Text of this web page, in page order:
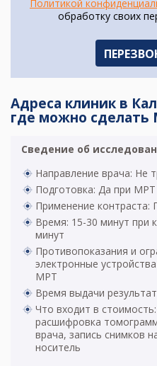
Политикой
обработку своих
Адреса клиник в
где можно сделать
Сведение об
Направление врача: Не
Подготовка: Да при
Применение контраста:
Время: 15-30 минут при
минут
Противопоказания и
электронные
МРТ
Время выдачи
Что входит в
расшифровка
врача, запись снимков
носитель